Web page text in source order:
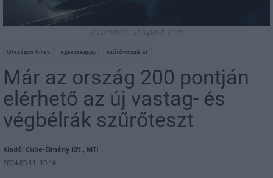
Illusztráció, unslpash.com
Országos hírek egészségügy szűrővizsgálat
Már az ország 200 pontján
elérhető az új vastag- és
végbélrák szűrőteszt
Kiadó: Cube-Élmény Kft., MTI
2024.09.11. 10:16